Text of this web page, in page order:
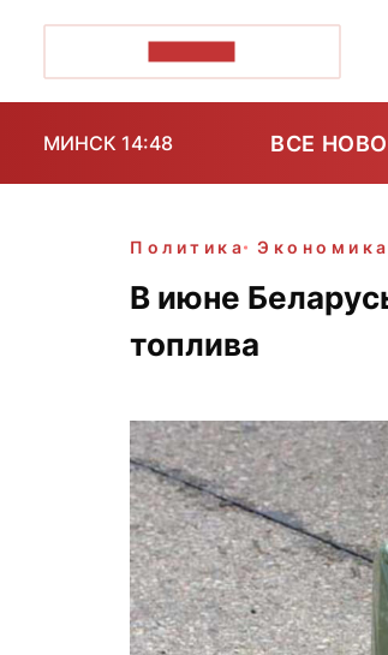
МИНСК 14:48 ВСЕ
Политика
В июне
топлива